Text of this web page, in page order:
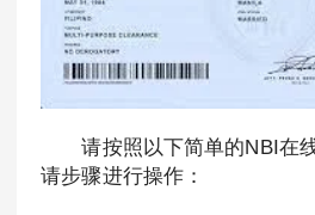
请按照以下简单的NBI在线
请步骤进行操作：